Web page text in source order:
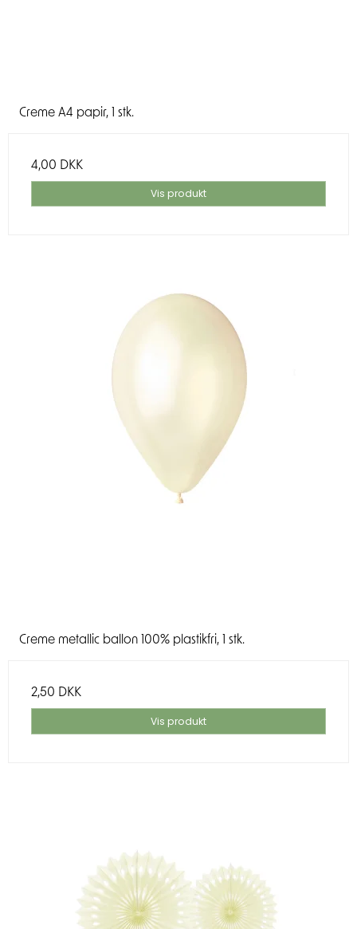
Creme A4 papir, 1 stk.
4,00 DKK
Vis produkt
Creme metallic ballon 100% plastikfri, 1 stk.
2,50 DKK
Vis produkt